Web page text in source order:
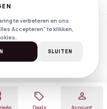
local_offer
Deals
person
Account
NXS Digital
Voorwaarden
te verbeteren en ons
Accepteren" te klikken,
SLUITEN